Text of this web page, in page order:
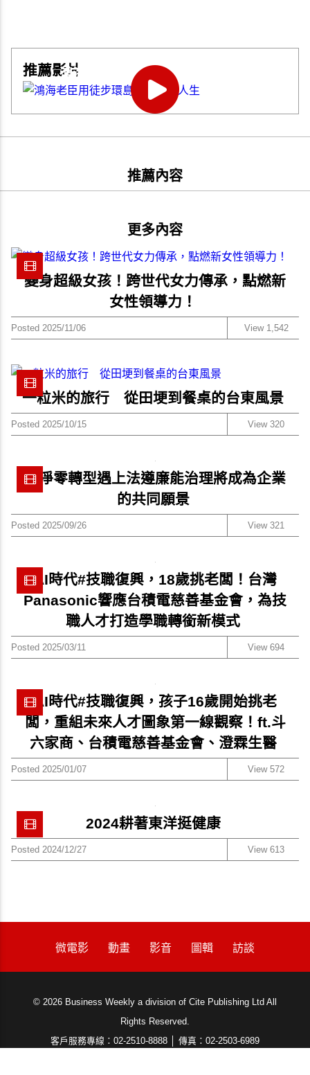
推薦影片鴻海老臣用徒步環島走出第二人生
推薦內容
更多內容
變身超級女孩！跨世代女力傳承，點燃新
女性領導力！
Posted 2025/11/06 View 1,542
一粒米的旅行 從田埂到餐桌的台東風景
Posted 2025/10/15 View 320
當淨零轉型遇上法遵廉能治理將成為企業
的共同願景
Posted 2025/09/26 View 321
AI時代#技職復興，18歲挑老闆！台灣
Panasonic響應台積電慈善基金會，為技
職人才打造學職轉銜新模式
Posted 2025/03/11 View 694
AI時代#技職復興，孩子16歲開始挑老
闆，重組未來人才圖象第一線觀察！ft.斗
六家商、台積電慈善基金會、澄霖生醫
Posted 2025/01/07 View 572
2024耕著東洋挺健康
Posted 2024/12/27 View 613
微電影 動畫 影音 圖輯 訪談
© 2026 Business Weekly a division of Cite Publishing Ltd All
Rights Reserved.
客戶服務專線：02-2510-8888 │ 傳真：02-2503-6989
隱私權聲明